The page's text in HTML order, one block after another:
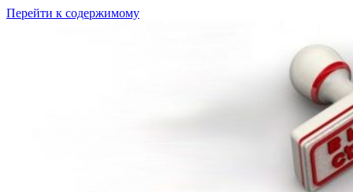
Перейти к содержимому